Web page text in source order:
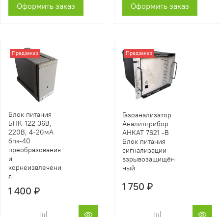
Оформить заказ Оформить заказ
Предзаказ
Блок питания
БПК-122 36В,
220В, 4-20мА
бпк-40
преобразования
и
корнеизвлечени
я
1 400 ₽
Предзаказ
Газоанализатор
Аналитприбор
АНКАТ 7621 -В
Блок питания
сигнализации
взрывозащищён
ный
1 750 ₽